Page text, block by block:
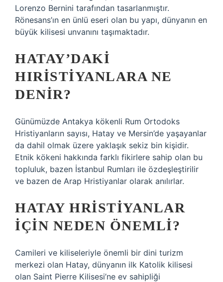
Lorenzo Bernini tarafından tasarlanmıştır.
Rönesans’ın en ünlü eseri olan bu yapı, dünyanın en
büyük kilisesi unvanını taşımaktadır.
HATAY’DAKI
HIRISTIYANLARA NE
DENIR?
Günümüzde Antakya kökenli Rum Ortodoks
Hristiyanların sayısı, Hatay ve Mersin’de yaşayanlar
da dahil olmak üzere yaklaşık sekiz bin kişidir.
Etnik kökeni hakkında farklı fikirlere sahip olan bu
topluluk, bazen İstanbul Rumları ile özdeşleştirilir
ve bazen de Arap Hristiyanlar olarak anılırlar.
HATAY HRISTIYANLAR
IÇIN NEDEN ÖNEMLI?
Camileri ve kiliseleriyle önemli bir dini turizm
merkezi olan Hatay, dünyanın ilk Katolik kilisesi
olan Saint Pierre Kilisesi’ne ev sahipliği